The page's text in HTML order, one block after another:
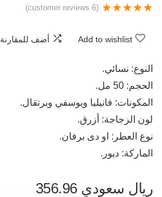
★
★
★
★
★
(
6
Add to wishlist أضف للمقارنة
النوع: نسائي.
الحجم: 50 مل.
المكونات: فانيليا ويوسفي وبرتقال.
لون الزجاجة: أزرق.
نوع العطر: او دى برفان.
الماركة: ديور.
ريال سعودي 356.96